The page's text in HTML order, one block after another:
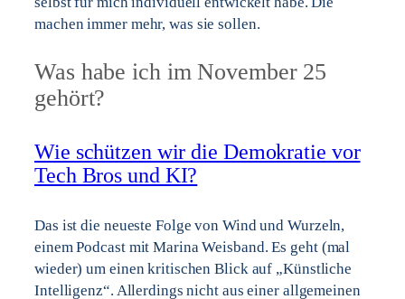
machen immer mehr, was sie sollen.
Was habe ich im November 25
gehört?
Wie schützen wir die Demokratie vor
Tech Bros und KI?
Das ist die neueste Folge von Wind und Wurzeln,
einem Podcast mit Marina Weisband. Es geht (mal
wieder) um einen kritischen Blick auf „Künstliche
Intelligenz“. Allerdings nicht aus einer allgemeinen